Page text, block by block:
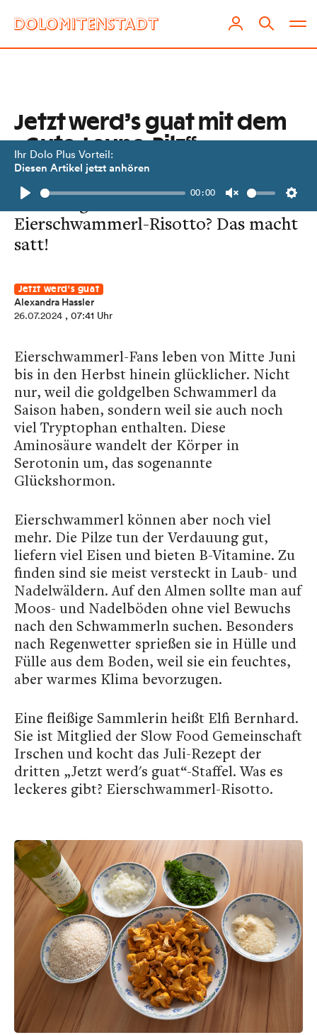
Ihr Dolo Plus Vorteil:
Diesen Artikel jetzt anhören
Play
00:00
Unmute
Jetzt werd’s guat mit dem
„Gute-Laune-Pilz“
Eierschwammerl sind gesund und
machen glücklich. Und Elfis
Eierschwammerl-Risotto? Das macht
satt!
Jetzt werd's guat
Alexandra Hassler
26.07.2024 , 07:41 Uhr
Eierschwammerl-Fans leben von Mitte Juni
bis in den Herbst hinein glücklicher. Nicht
nur, weil die goldgelben Schwammerl da
Saison haben, sondern weil sie auch noch
viel Tryptophan enthalten. Diese
Aminosäure wandelt der Körper in
Serotonin um, das sogenannte
Glückshormon.
Eierschwammerl können aber noch viel
mehr. Die Pilze tun der Verdauung gut,
liefern viel Eisen und bieten B-Vitamine. Zu
finden sind sie meist versteckt in Laub- und
Nadelwäldern. Auf den Almen sollte man auf
Moos- und Nadelböden ohne viel Bewuchs
nach den Schwammerln suchen. Besonders
nach Regenwetter sprießen sie in Hülle und
Fülle aus dem Boden, weil sie ein feuchtes,
aber warmes Klima bevorzugen.
Eine fleißige Sammlerin heißt Elfi Bernhard.
Sie ist Mitglied der Slow Food Gemeinschaft
Irschen und kocht das Juli-Rezept der
dritten „Jetzt werd's guat“-Staffel. Was es
leckeres gibt? Eierschwammerl-Risotto.